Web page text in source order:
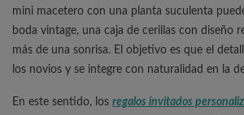
mini macetero con una planta suculenta
boda vintage, una caja de cerillas con diseño
más de una sonrisa. El objetivo es que el
los novios y se integre con naturalidad en la
En este sentido, los regalos invitados